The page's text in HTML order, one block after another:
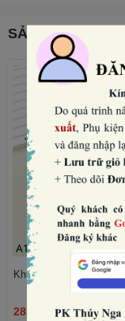
SẢN PHẨM
Khuôn silicon- 6 quả
28.800₫